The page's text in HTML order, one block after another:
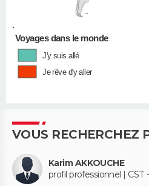
•
Voyages dans le monde
J'y suis allé
Je rêve d'y aller
VOUS RECHERCHEZ
Karim AKKOUCHE
profil professionnel | CST